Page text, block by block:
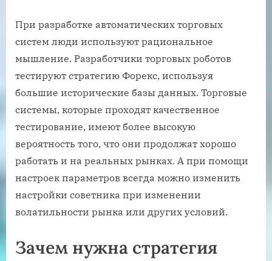
При разработке автоматических торговых
систем люди используют рациональное
мышление. Разработчики торговых роботов
тестируют стратегию Форекс, используя
большие исторические базы данных. Торговые
системы, которые проходят качественное
тестирование, имеют более высокую
вероятность того, что они продолжат хорошо
работать и на реальных рынках. А при помощи
настроек параметров всегда можно изменить
настройки советника при изменении
волатильности рынка или других условий.
Зачем нужна стратегия